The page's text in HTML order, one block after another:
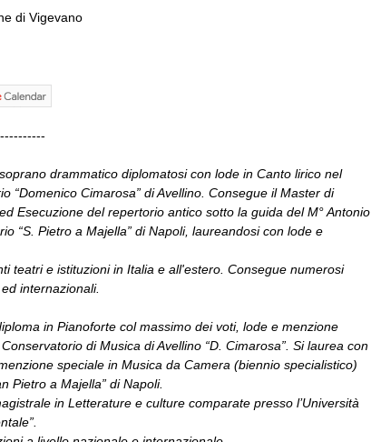
di Vigevano
drammatico diplomatosi con lode in Canto lirico nel
“Domenico Cimarosa” di Avellino. Consegue il Master di
Esecuzione del repertorio antico sotto la guida del M° Antonio
“S. Pietro a Majella” di Napoli, laureandosi con lode e
teatri e istituzioni in Italia e all'estero. Consegue numerosi
internazionali.
in Pianoforte col massimo dei voti, lode e menzione
di Musica di Avellino “D. Cimarosa”. Si laurea con
speciale in Musica da Camera (biennio specialistico)
Pietro a Majella” di Napoli.
in Letterature e culture comparate presso l’Università